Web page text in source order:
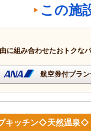
この施
に組み合わせたおトクな
航空券付プラ
キッチン◇天然温泉◇